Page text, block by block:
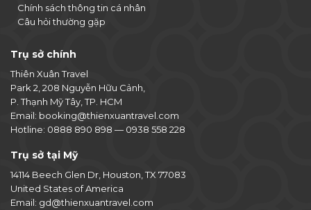
Chính sách thông tin cá nhân
Câu hỏi thường gặp
Trụ sở chính
Thiên Xuân Travel
Park 2, 208 Nguyễn Hữu Cảnh,
P. Thạnh Mỹ Tây, TP. HCM
Email: booking@thienxuantravel.com
Hotline: 0888 890 898 — 0938 558 228
Trụ sở tại Mỹ
14114 Beech Glen Dr, Houston, TX 77083
United States of America
Email: gd@thienxuantravel.com